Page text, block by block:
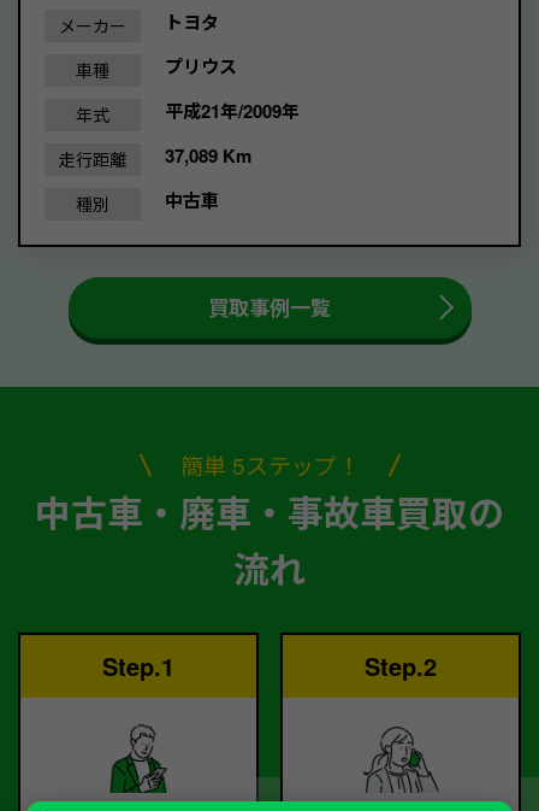
メーカー トヨタ
車種 プリウス
年式 平成21年/2009年
走行距離 37,089 Km
種別 中古車
買取事例一覧
簡単 5ステップ！
中古車・廃車・事故車買取の
流れ
Step.1 Step.2